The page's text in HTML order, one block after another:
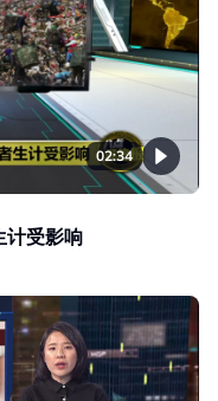
02:34
计受影响